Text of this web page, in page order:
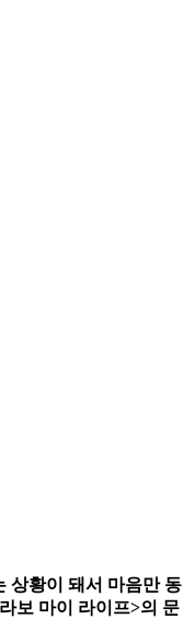
상황이 돼서 마음만 동
보 마이 라이프>의 문